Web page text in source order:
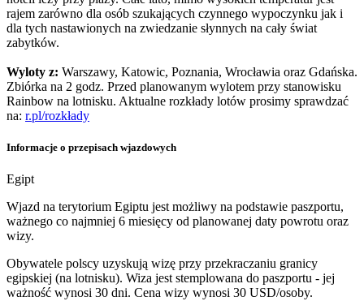
rajem zarówno dla osób szukających czynnego wypoczynku jak i
dla tych nastawionych na zwiedzanie słynnych na cały świat
zabytków.
Wyloty z: Warszawy, Katowic, Poznania, Wrocławia oraz Gdańska.
Zbiórka na 2 godz. Przed planowanym wylotem przy stanowisku
Rainbow na lotnisku. Aktualne rozkłady lotów prosimy sprawdzać
na: r.pl/rozkłady
Informacje o przepisach wjazdowych
Egipt
Wjazd na terytorium Egiptu jest możliwy na podstawie paszportu,
ważnego co najmniej 6 miesięcy od planowanej daty powrotu oraz
wizy.
Obywatele polscy uzyskują wizę przy przekraczaniu granicy
egipskiej (na lotnisku). Wiza jest stemplowana do paszportu - jej
ważność wynosi 30 dni. Cena wizy wynosi 30 USD/osoby.